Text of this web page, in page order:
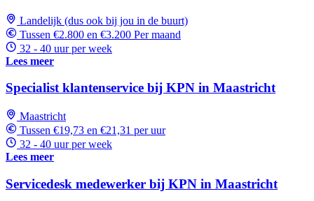
Landelijk (dus ook bij jou in de buurt)
Tussen €2.800 en €3.200 Per maand
32 - 40 uur per week
Lees meer
Specialist klantenservice bij KPN in Maastricht
Maastricht
Tussen €19,73 en €21,31 per uur
32 - 40 uur per week
Lees meer
Servicedesk medewerker bij KPN in Maastricht